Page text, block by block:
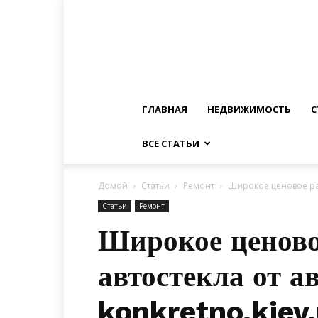
ГЛАВНАЯ НЕДВИЖИМОСТЬ
ВСЕ СТАТЬИ
Домой Статьи Ремонт Широкое ценовое
Статьи Ремонт
Широкое
автостекла от